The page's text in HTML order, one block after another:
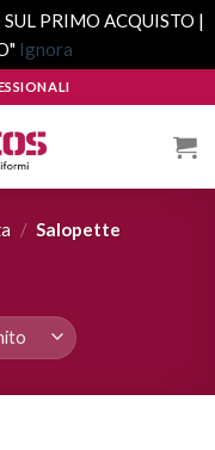
PRIMO ACQUISTO |
Ignora
/ Salopette